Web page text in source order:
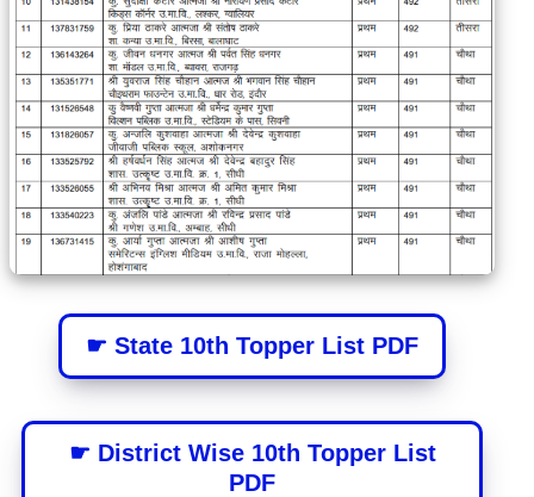
☛ State 10th Topper List PDF
☛ District Wise 10th Topper List
PDF